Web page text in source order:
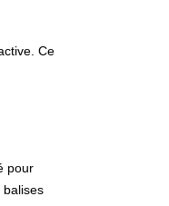
Ce
pour
balises